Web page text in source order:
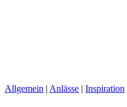
Allgemein | Anlässe | Inspiration